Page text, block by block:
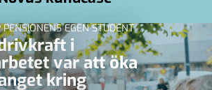
PENSIONENS EGEN STUDENT
i
var att öka
kring